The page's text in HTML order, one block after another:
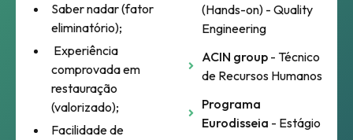
Saber nadar (fator
eliminatório);
Experiência
comprovada em
restauração
(valorizado);
Facilidade de
(Hands-on) - Quality
Engineering
ACIN group - Técnico
de Recursos Humanos
Programa
Eurodisseia - Estágio